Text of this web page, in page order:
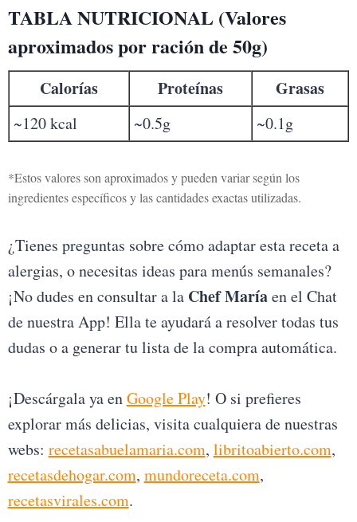
TABLA NUTRICIONAL (Valores
aproximados por ración de 50g)
Calorías Proteínas Grasas
~120 kcal ~0.5g ~0.1g
*Estos valores son aproximados y pueden variar según los
ingredientes específicos y las cantidades exactas utilizadas.
¿Tienes preguntas sobre cómo adaptar esta receta a
alergias, o necesitas ideas para menús semanales?
¡No dudes en consultar a la Chef Maríaen el Chat
de nuestra App! Ella te ayudará a resolver todas tus
dudas o a generar tu lista de la compra automática.
¡Descárgala ya enGoogle Play! O si prefieres
explorar más delicias, visita cualquiera de nuestras
webs: recetasabuelamaria.com, libritoabierto.com,
recetasdehogar.com, mundoreceta.com,
recetasvirales.com.